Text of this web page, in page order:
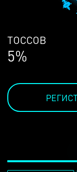
ЛЮДЕЙ
68%